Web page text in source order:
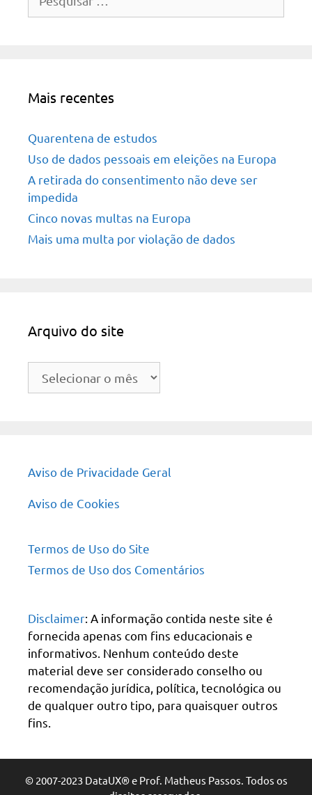
por:
Mais recentes
Quarentena de estudos
Uso de dados pessoais em eleições na Europa
A retirada do consentimento não deve ser
impedida
Cinco novas multas na Europa
Mais uma multa por violação de dados
Arquivo do site
Arquivo
Aviso de Privacidade Geral
Aviso de Cookies
Termos de Uso do Site
Termos de Uso dos Comentários
Disclaimer: A informação contida neste site é
fornecida apenas com fins educacionais e
informativos. Nenhum conteúdo deste
material deve ser considerado conselho ou
recomendação jurídica, política, tecnológica ou
de qualquer outro tipo, para quaisquer outros
fins.
© 2007-2023 DataUX® e Prof. Matheus Passos. Todos os